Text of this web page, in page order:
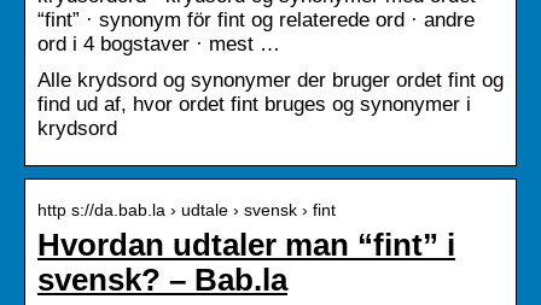
“fint” · synonym för fint og relaterede ord · andre
ord i 4 bogstaver · mest …
Alle krydsord og synonymer der bruger ordet fint og
find ud af, hvor ordet fint bruges og synonymer i
krydsord
http s://da.bab.la › udtale › svensk › fint
Hvordan udtaler man “fint” i
svensk? – Bab.la